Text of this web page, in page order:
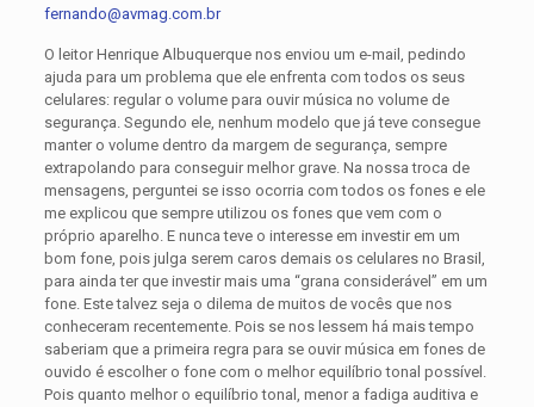
fernando@avmag.com.br
O leitor Henrique Albuquerque nos enviou um e-mail, pedindo
ajuda para um problema que ele enfrenta com todos os seus
celulares: regular o volume para ouvir música no volume de
segurança. Segundo ele, nenhum modelo que já teve consegue
manter o volume dentro da margem de segurança, sempre
extrapolando para conseguir melhor grave. Na nossa troca de
mensagens, perguntei se isso ocorria com todos os fones e ele
me explicou que sempre utilizou os fones que vem com o
próprio aparelho. E nunca teve o interesse em investir em um
bom fone, pois julga serem caros demais os celulares no Brasil,
para ainda ter que investir mais uma “grana considerável” em um
fone. Este talvez seja o dilema de muitos de vocês que nos
conheceram recentemente. Pois se nos lessem há mais tempo
saberiam que a primeira regra para se ouvir música em fones de
ouvido é escolher o fone com o melhor equilíbrio tonal possível.
Pois quanto melhor o equilíbrio tonal, menor a fadiga auditiva e